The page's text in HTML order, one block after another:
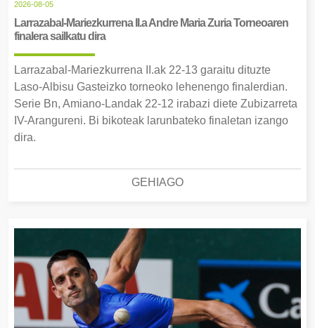
2026-08-05
Larrazabal-Mariezkurrena II.a Andre Maria Zuria Torneoaren
finalera sailkatu dira
Larrazabal-Mariezkurrena II.ak 22-13 garaitu dituzte
Laso-Albisu Gasteizko torneoko lehenengo finalerdian.
Serie Bn, Amiano-Landak 22-12 irabazi diete Zubizarreta
IV-Arangureni. Bi bikoteak larunbateko finaletan izango
dira.
GEHIAGO